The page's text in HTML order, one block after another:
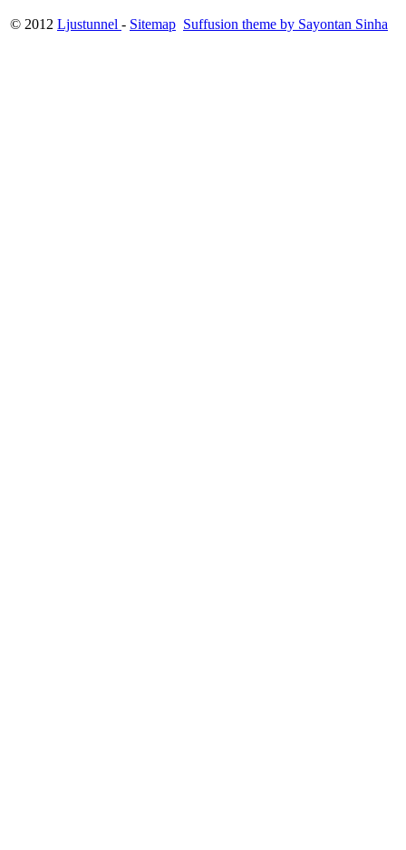
© 2012 Ljustunnel - Sitemap Suffusion theme by Sayontan Sinha